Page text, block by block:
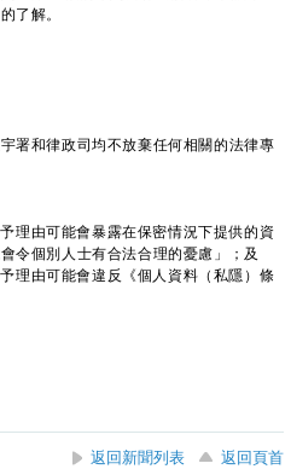
了解。
署和律政司均不放棄任何相關的法律專
理由可能會暴露在保密情況下提供的資
令個別人士有合法合理的憂慮」；及
理由可能會違反《個人資料（私隱）條
返回新聞列表 返回頁首